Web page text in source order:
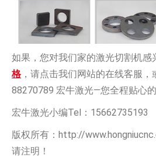
如果，您对我们家的激光切割机感
格，请点击我们网站的在线客服，
88270789 宏牛激光—您全程贴心的
宏牛激光小编Tel：15662735193
版权所有：http://
请注明！